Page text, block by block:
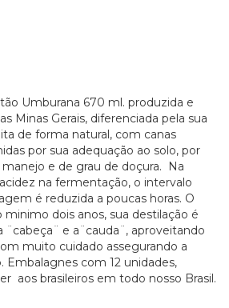
Umburana 670 ml. produzida e
Minas Gerais, diferenciada pela sua
de forma natural, com canas
por sua adequação ao solo, por
manejo e de grau de doçura. Na
na fermentação, o intervalo
é reduzida a poucas horas. O
dois anos, sua destilação é
e a¨cauda¨, aproveitando
muito cuidado assegurando a
Embalagnes com 12 unidades,
aos brasileiros em todo nosso Brasil.